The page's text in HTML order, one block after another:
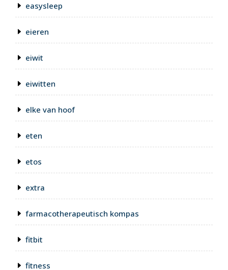
easysleep
eieren
eiwit
eiwitten
elke van hoof
eten
etos
extra
farmacotherapeutisch kompas
fitbit
fitness